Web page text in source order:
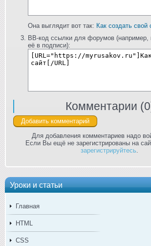
Уроки и статьи
Главная
HTML
CSS
Она выглядит вот так: Как создать свой
BB-код ссылки для форумов (например,
её в подписи):
Комментарии (0
Для добавления комментариев надо
Если Вы ещё не зарегистрированы на
зарегистрируйтесь